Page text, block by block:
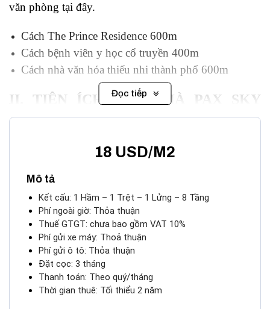
văn phòng tại đây.
Cách The Prince Residence 600m
Cách bệnh viên y học cổ truyền 400m
Cách nhà văn hóa thiếu nhi thành phố 600m
II. TIỆN ÍCH TÒA NHÀ PAX SKY
BUILDING
Cao ốc văn phòng cho thuê đường Nam Kỳ Khởi
1 hầm, 1 trệt, 1 lửng và 8 tầng cao. Tòa nhà được thiết
kế vô cùng hiện đại, nổi bật hơn hẳn các cao ốc trong
cùng khu vực. Chủ đầu tư rất thông minh khi sử dụng
gam màu xanh của kính nhằm tạo nên sự hài hòa,
thẩm mỹ cao… Sở hữu diện tích đa dạng từ 50m2 –
130m2 đem lại cho khách hàng nhiều lựa chọn theo
nhu cầu. Cao ốc cho thuê hứa hẹn sẽ là nơi làm việc
Đọc tiếp
18 USD/M2
Mô tả
Kết cấu: 1 Hầm – 1 Trệt – 1 Lửng – 8 Tầng
Phí ngoài giờ: Thỏa thuận
Thuế GTGT: chưa bao gồm VAT 10%
Phí gửi xe máy: Thoả thuận
Phí gửi ô tô: Thỏa thuận
Đặt cọc: 3 tháng
Thanh toán: Theo quý/tháng
Thời gian thuê: Tối thiểu 2 năm